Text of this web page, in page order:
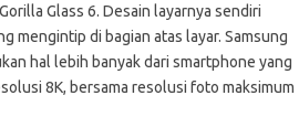
Glass 6. Desain layarnya sendiri
mengintip di bagian atas layar. Samsung
hal lebih banyak dari smartphone yang
8K, bersama resolusi foto maksimum